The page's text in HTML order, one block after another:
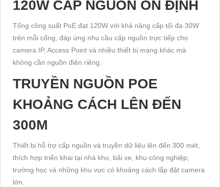
120W CẤP NGUỒN ỔN ĐỊNH
Tổng công suất PoE đạt 120W với khả năng cấp tối đa 30W
trên mỗi cổng, đáp ứng nhu cầu cấp nguồn trực tiếp cho
camera IP, Access Point và nhiều thiết bị mạng khác mà
không cần nguồn điện riêng.
TRUYỀN NGUỒN POE
KHOẢNG CÁCH LÊN ĐẾN
300M
Thiết bị hỗ trợ cấp nguồn và truyền dữ liệu lên đến 300 mét,
thích hợp triển khai tại nhà kho, bãi xe, khu công nghiệp,
trường học và những khu vực có khoảng cách lắp đặt camera
lớn.